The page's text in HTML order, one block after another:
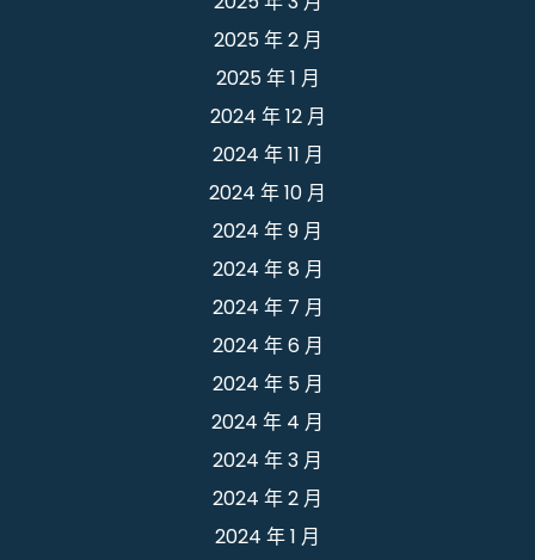
2025 年 2 月
2025 年 1 月
2024 年 12 月
2024 年 11 月
2024 年 10 月
2024 年 9 月
2024 年 8 月
2024 年 7 月
2024 年 6 月
2024 年 5 月
2024 年 4 月
2024 年 3 月
2024 年 2 月
2024 年 1 月